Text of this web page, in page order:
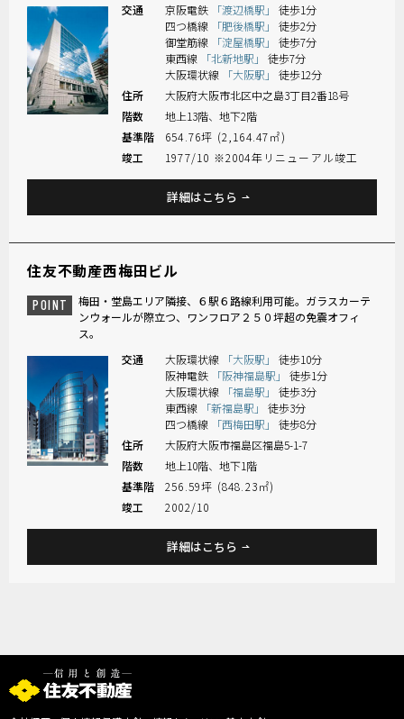
詳細はこちら
交通 京阪電鉄 「渡辺橋駅」 徒歩1分
四つ橋線
「肥後橋駅」 徒歩2分
御堂筋線
「淀屋橋駅」 徒歩7分
東西線
「北新地駅」 徒歩7分
大阪環状線
「大阪駅」 徒歩12分
住所
大阪府大阪市北区中之島3丁目2番18号
階数
地上13階、地下2階
基準階
654.76坪 (2,164.47㎡)
竣工
1977/10 ※2004年リニューアル竣工
住友不動産西梅田ビル
POINT
梅田・堂島エリア隣接、６駅６路線利用可能。ガラスカーテ
ンウォールが際立つ、ワンフロア２５０坪超の免震オフィ
ス。
詳細はこちら
交通 大阪環状線 「大阪駅」 徒歩10分
阪神電鉄
「阪神福島駅」 徒歩1分
大阪環状線
「福島駅」 徒歩3分
東西線
「新福島駅」 徒歩3分
四つ橋線
「西梅田駅」 徒歩8分
住所
大阪府大阪市福島区福島5-1-7
階数
地上10階、地下1階
基準階
256.59坪 (848.23㎡)
竣工
2002/10